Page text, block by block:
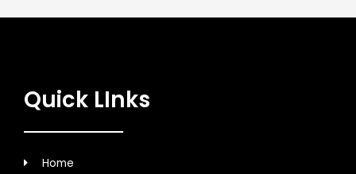
Quick LInks
Home